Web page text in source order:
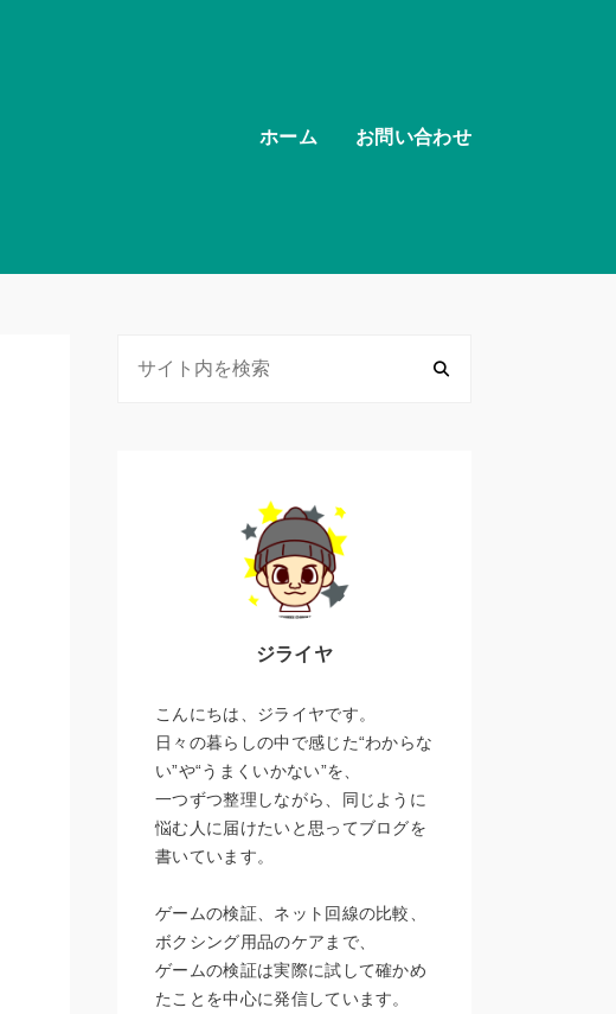
ホーム お問い合わせ
ジライヤ
こんにちは、ジライヤです。
日々の暮らしの中で感じた“わからな
い”や“うまくいかない”を、
一つずつ整理しながら、同じように
悩む人に届けたいと思ってブログを
書いています。
ゲームの検証、ネット回線の比較、
ボクシング用品のケアまで、
ゲームの検証は実際に試して確かめ
たことを中心に発信しています。